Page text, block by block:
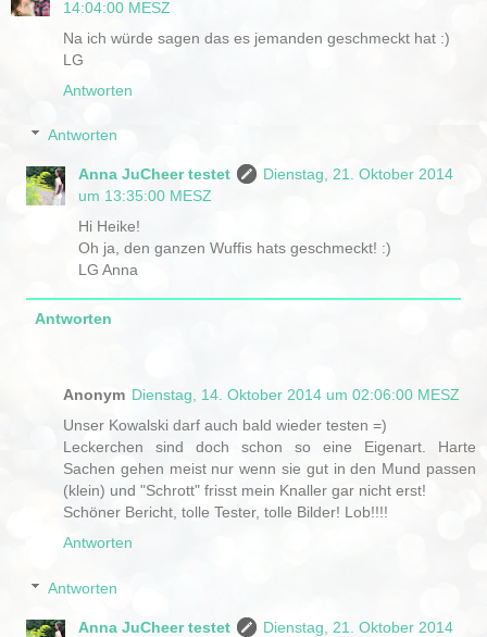
14:04:00 MESZ
Na ich würde sagen das es jemanden geschmeckt hat :)
LG
Antworten
Antworten
Anna JuCheer testet
Dienstag, 21. Oktober 2014
um 13:35:00 MESZ
Hi Heike!
Oh ja, den ganzen Wuffis hats geschmeckt! :)
LG Anna
Antworten
Anonym Dienstag, 14. Oktober 2014 um 02:06:00 MESZ
Unser Kowalski darf auch bald wieder testen =)
Leckerchen sind doch schon so eine Eigenart. Harte
Sachen gehen meist nur wenn sie gut in den Mund passen
(klein) und "Schrott" frisst mein Knaller gar nicht erst!
Schöner Bericht, tolle Tester, tolle Bilder! Lob!!!!
Antworten
Antworten
Anna JuCheer testet
Dienstag, 21. Oktober 2014